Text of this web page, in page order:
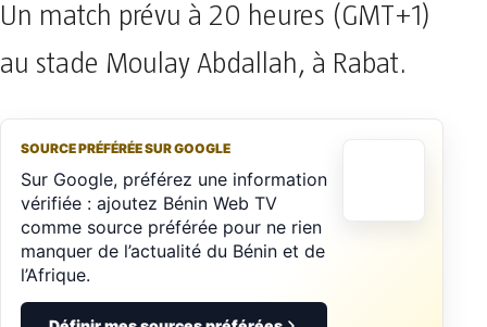
Un match prévu à 20 heures (GMT+1)
au stade Moulay Abdallah, à Rabat.
SOURCE PRÉFÉRÉE SUR GOOGLE
Sur Google, préférez une information
vérifiée : ajoutez Bénin Web TV
comme source préférée pour ne rien
manquer de l’actualité du Bénin et de
l’Afrique.